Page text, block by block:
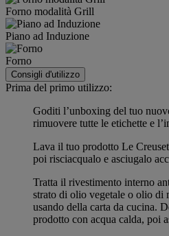
Forno modalità Grill
Piano ad Induzione
Forno
Consigli d'utilizzo
Prima del primo utilizzo:
Goditi l’unboxing del tuo
rimuovere tutte le etichette e
Lava il tuo prodotto Le
poi risciacqualo e asciugalo
Tratta il rivestimento interno
strato di olio vegetale o olio di
usando della carta da cucina.
prodotto con acqua calda, poi